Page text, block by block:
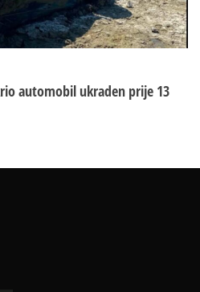
automobil ukraden prije 13